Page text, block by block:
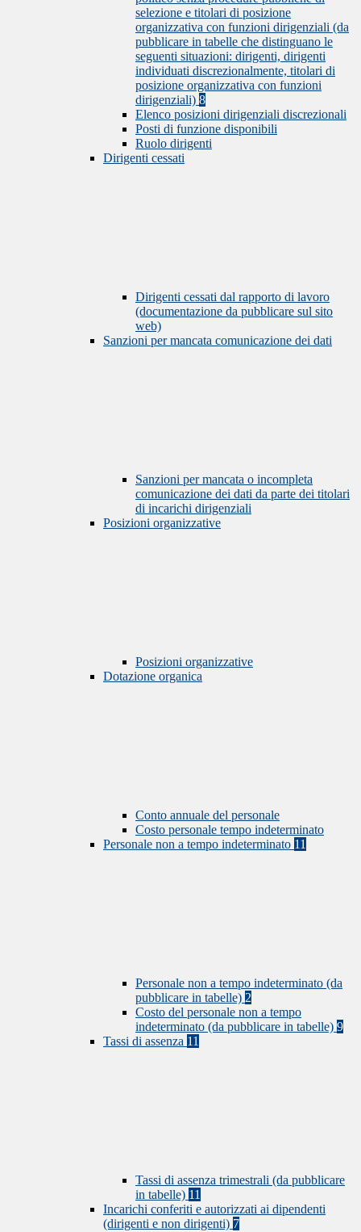
selezione e titolari di posizione
organizzativa con funzioni dirigenziali (da
pubblicare in tabelle che distinguano le
seguenti situazioni: dirigenti, dirigenti
individuati discrezionalmente, titolari di
posizione organizzativa con funzioni
dirigenziali) 8
Elenco posizioni dirigenziali discrezionali
Posti di funzione disponibili
Ruolo dirigenti
Dirigenti cessati
Dirigenti cessati dal rapporto di lavoro
(documentazione da pubblicare sul sito
web)
Sanzioni per mancata comunicazione dei dati
Sanzioni per mancata o incompleta
comunicazione dei dati da parte dei titolari
di incarichi dirigenziali
Posizioni organizzative
Posizioni organizzative
Dotazione organica
Conto annuale del personale
Costo personale tempo indeterminato
Personale non a tempo indeterminato 11
Personale non a tempo indeterminato (da
pubblicare in tabelle) 2
Costo del personale non a tempo
indeterminato (da pubblicare in tabelle) 9
Tassi di assenza 11
Tassi di assenza trimestrali (da pubblicare
in tabelle) 11
Incarichi conferiti e autorizzati ai dipendenti
(dirigenti e non dirigenti) 7